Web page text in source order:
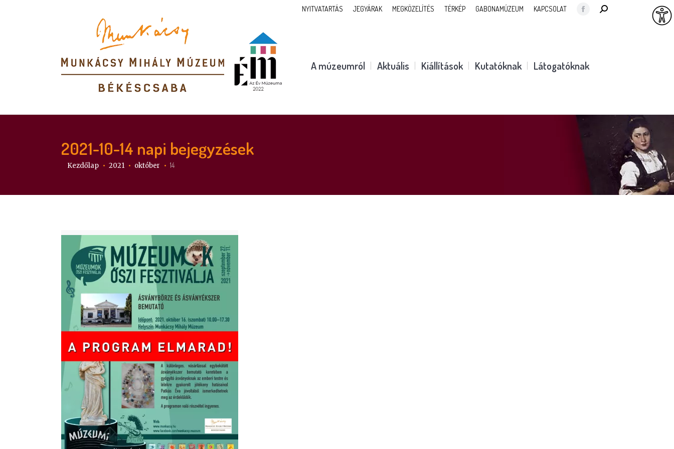
NYITVATARTÁS JEGYÁRAK MEGKÖZELÍTÉS TÉRKÉP GABONAMÚZEUM KAPCSOLAT
Facebook
new
SEARCH:
A múzeumról Aktuális Kiállítások Kutatóknak Látogatóknak
2021-10-14 napi bejegyzések
Itt vagy:
Kezdőlap 2021 október 14